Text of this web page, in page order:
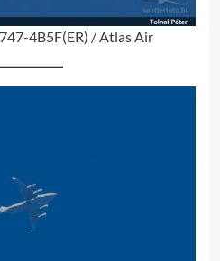
4B5F(ER) / Atlas Air